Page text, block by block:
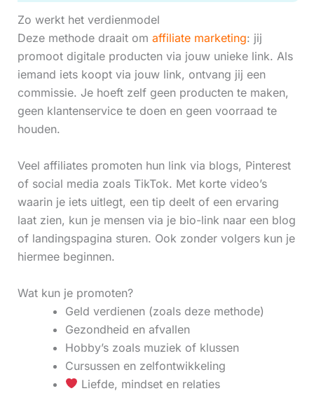
Zo werkt het verdienmodel
Deze methode draait om affiliate marketing: jij
promoot digitale producten via jouw unieke link. Als
iemand iets koopt via jouw link, ontvang jij een
commissie. Je hoeft zelf geen producten te maken,
geen klantenservice te doen en geen voorraad te
houden.
Veel affiliates promoten hun link via blogs, Pinterest
of social media zoals TikTok. Met korte video’s
waarin je iets uitlegt, een tip deelt of een ervaring
laat zien, kun je mensen via je bio-link naar een blog
of landingspagina sturen. Ook zonder volgers kun je
hiermee beginnen.
Wat kun je promoten?
Geld verdienen (zoals deze methode)
Gezondheid en afvallen
Hobby’s zoals muziek of klussen
Cursussen en zelfontwikkeling
Liefde, mindset en relaties